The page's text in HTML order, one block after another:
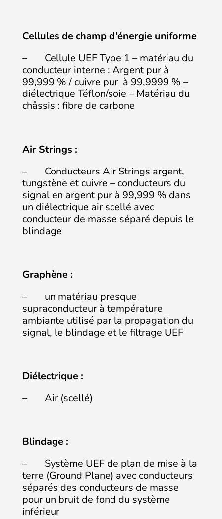
Cellules de champ d’énergie uniforme
– Cellule UEF Type 1 – matériau du
conducteur interne : Argent pur à
99,999 % / cuivre pur à 99,9999 % –
diélectrique Téflon/soie – Matériau du
châssis : fibre de carbone
Air Strings :
– Conducteurs Air Strings argent,
tungstène et cuivre – conducteurs du
signal en argent pur à 99,999 % dans
un diélectrique air scellé avec
conducteur de masse séparé depuis le
blindage
Graphène :
– un matériau presque
supraconducteur à température
ambiante utilisé par la propagation du
signal, le blindage et le filtrage UEF
Diélectrique :
– Air (scellé)
Blindage :
– Système UEF de plan de mise à la
terre (Ground Plane) avec conducteurs
séparés des conducteurs de masse
pour un bruit de fond du système
inférieur